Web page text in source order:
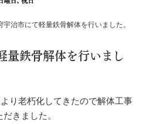
宇治市にて軽量鉄骨解体を行いました。
量鉄骨解体を行いまし
り老朽化してきたので解体工事
きました。